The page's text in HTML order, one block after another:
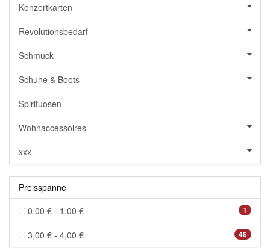
Konzertkarten
Revolutionsbedarf
Schmuck
Schuhe & Boots
Spirituosen
Wohnaccessoires
xxx
Preisspanne
1
0,00 € - 1,00 €
46
3,00 € - 4,00 €